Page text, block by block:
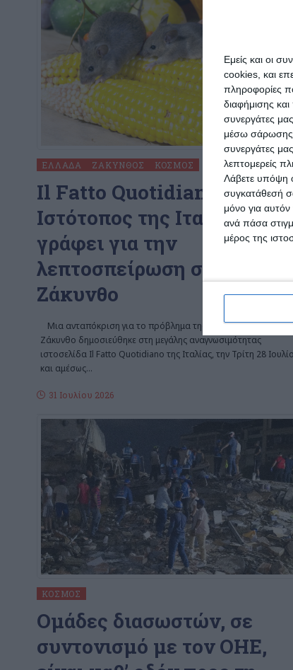
Εμείς και οι
cookies, και
πληροφορίες
διαφήμισης
συνεργάτες
μέσω σάρωσης
συνεργάτες
λεπτομερείς
Λάβετε υπόψη
συγκατάθεσή
μόνο για
ανά πάσα
μέρος της
ΕΛΛΆΔΑ ΖΆΚΥΝΘΟΣ ΚΌΣΜΟΣ
Il Fatto Quotidiano:
Ιστότοπος της Ιταλίας
γράφει για την
λεπτοσπείρωση στη
Ζάκυνθο
Μια ανταπόκριση για το πρόβλημα της λεπτοσπείρωσης
Ζάκυνθο δημοσιεύθηκε στη μεγάλης αναγνωσιμότητας
ιστοσελίδα Il Fatto Quotidiano της Ιταλίας, την Τρίτη 28
και αμέσως…
31 Ιουλίου 2026
ΚΌΣΜΟΣ
Ομάδες διασωστών, σε
συντονισμό με τον ΟΗΕ,